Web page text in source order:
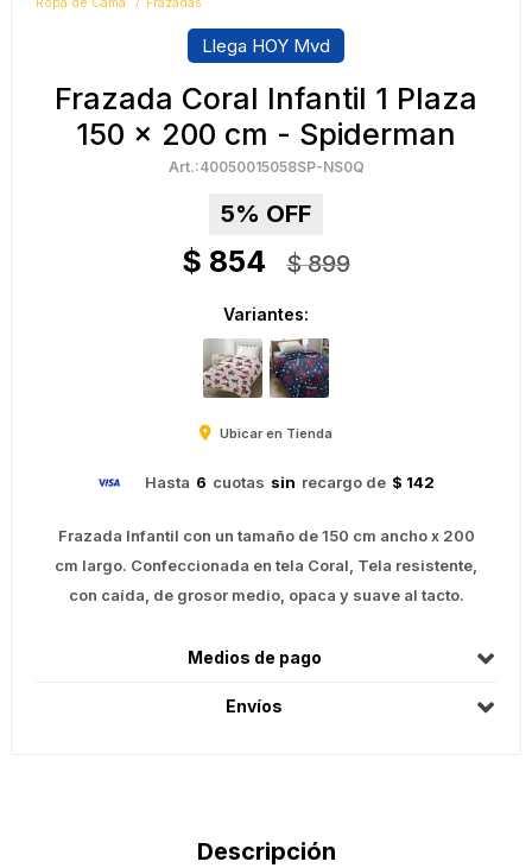
Ropa de Cama Frazadas
Llega HOY Mvd
Frazada Coral Infantil 1 Plaza
150 x 200 cm - Spiderman
40050015058SP-NS0Q
5
$ 854 $ 899
Variantes:
Ubicar en Tienda
Hasta 6 cuotas sin recargo de $ 142
Frazada Infantil con un tamaño de 150 cm ancho x 200
cm largo. Confeccionada en tela Coral, Tela resistente,
con caída, de grosor medio, opaca y suave al tacto.
Medios de pago
Envíos
Descripción